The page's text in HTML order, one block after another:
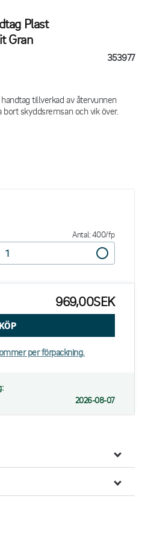
Plast
Gran
353977
tillverkad av återvunnen
skyddsremsan och vik över.
Antal: 400/fp
969,00SEK
per förpackning.
2026-08-07